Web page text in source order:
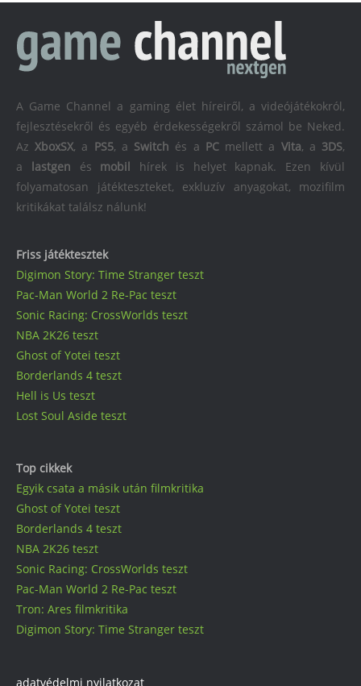
Friss játéktesztek
Digimon Story: Time Stranger teszt
Pac-Man World 2 Re-Pac teszt
Sonic Racing: CrossWorlds teszt
NBA 2K26 teszt
Ghost of Yotei teszt
Borderlands 4 teszt
Hell is Us teszt
Lost Soul Aside teszt
Top cikkek
Egyik csata a másik után filmkritika
Ghost of Yotei teszt
Borderlands 4 teszt
NBA 2K26 teszt
Sonic Racing: CrossWorlds teszt
Pac-Man World 2 Re-Pac teszt
Tron: Ares filmkritika
Digimon Story: Time Stranger teszt
A Game Channel a gaming élet híreiről, a videójátékokról,
fejlesztésekről és egyéb érdekességekről számol be Neked.
AzXboxSX, a PS5, a Switch és a PCmellett a Vita, a 3DS,
a
lastgen és mobil
hírek is helyet kapnak. Ezen kívül
folyamatosan játékteszteket, exkluzív anyagokat, mozifilm
kritikákat találsz nálunk!
adatvédelmi nyilatkozat